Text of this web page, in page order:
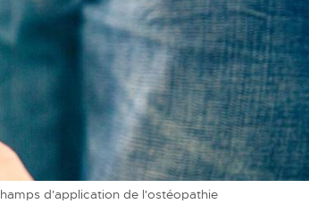
d'application de l'ostéopathie